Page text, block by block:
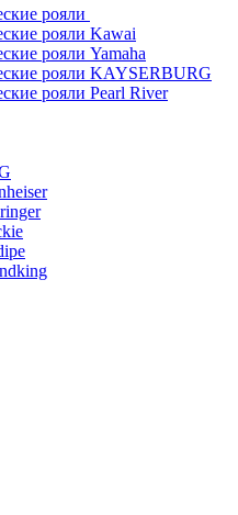
рояли
рояли Kawai
рояли Yamaha
рояли KAYSERBURG
рояли Pearl River